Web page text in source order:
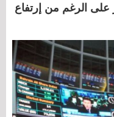
على الرغم من إرتفاع